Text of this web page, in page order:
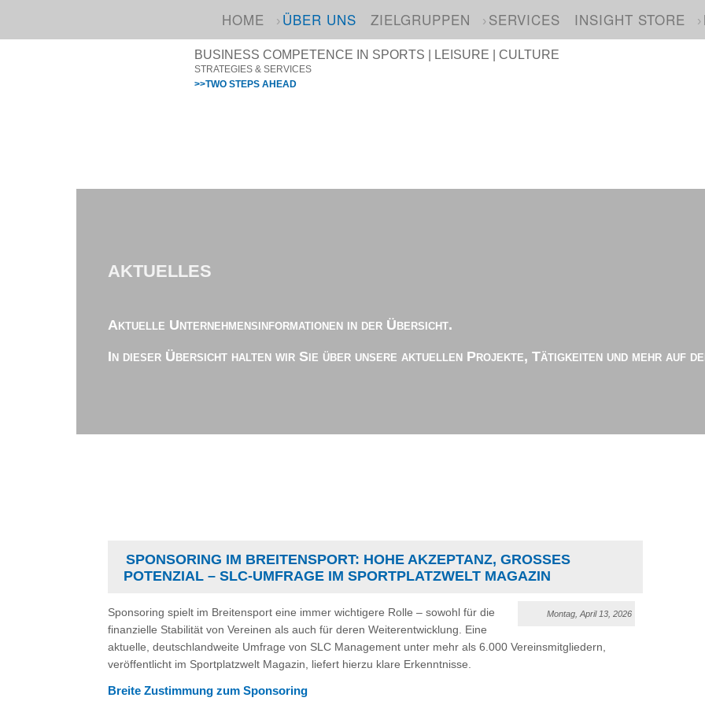
HOME ÜBER UNS ZIELGRUPPEN SERVICES INSIGHT STORE
BUSINESS COMPETENCE IN SPORTS | LEISURE | CULTURE
STRATEGIES & SERVICES
>>TWO STEPS AHEAD
AKTUELLES
Aktuelle Unternehmensinformationen in der Übersicht.
In dieser Übersicht halten wir Sie über unsere aktuellen Projekte, Tätigkeiten und mehr auf
SPONSORING IM BREITENSPORT: HOHE AKZEPTANZ, GROSSES P
OTENZIAL – SLC-UMFRAGE IM SPORTPLATZWELT MAGAZIN
Montag, April 13, 2026
Sponsoring spielt im Breitensport eine immer wichtigere Rolle – sowohl für die
finanzielle Stabilität von Vereinen als auch für deren Weiterentwicklung. Eine
aktuelle, deutschlandweite Umfrage von SLC Management unter mehr als 6.000 Vereinsmitgliedern,
veröffentlicht im Sportplatzwelt Magazin, liefert hierzu klare Erkenntnisse.
Breite Zustimmung zum Sponsoring